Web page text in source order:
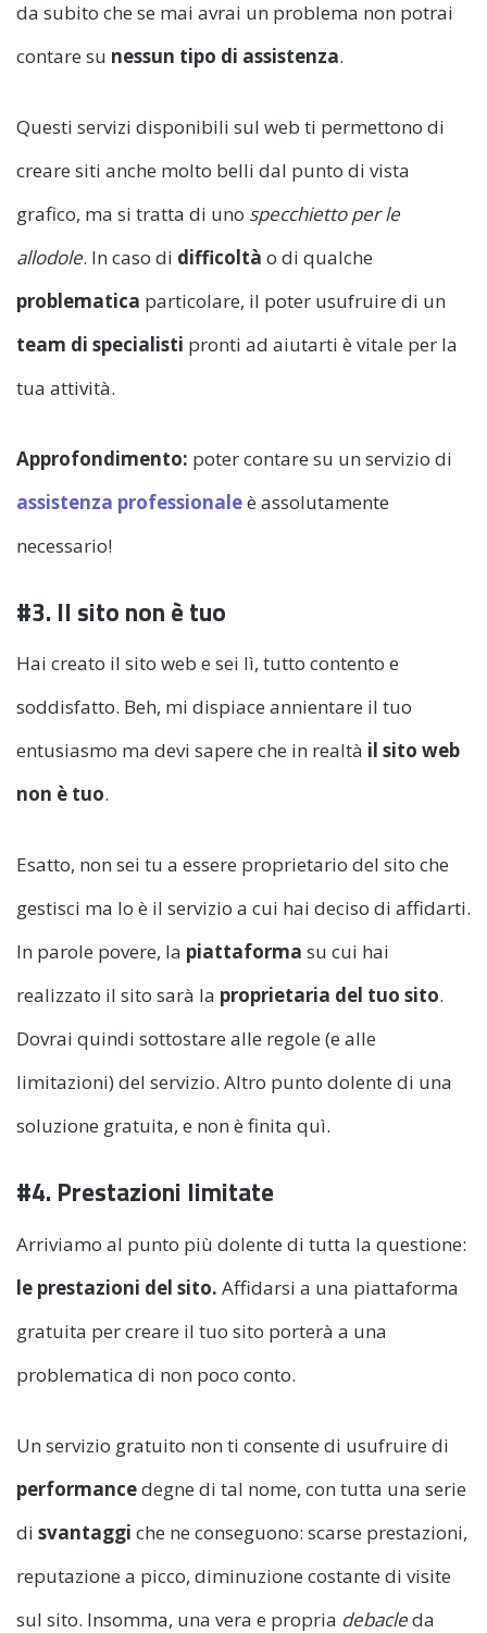
da subito che se mai avrai un problema non potrai
contare su nessun tipo di assistenza.
Questi servizi disponibili sul web ti permettono di
creare siti anche molto belli dal punto di vista
grafico, ma si tratta di uno specchietto per le
allodole. In caso di difficoltà o di qualche
problematica particolare, il poter usufruire di un
team di specialisti pronti ad aiutarti è vitale per la
tua attività.
Approfondimento: poter contare su un servizio di
assistenza professionaleè assolutamente
necessario!
#3. Il sito non è tuo
Hai creato il sito web e sei lì, tutto contento e
soddisfatto. Beh, mi dispiace annientare il tuo
entusiasmo ma devi sapere che in realtà il sito web
non è tuo.
Esatto, non sei tu a essere proprietario del sito che
gestisci ma lo è il servizio a cui hai deciso di affidarti.
In parole povere, la piattaforma su cui hai
realizzato il sito sarà la proprietaria del tuo sito.
Dovrai quindi sottostare alle regole (e alle
limitazioni) del servizio. Altro punto dolente di una
soluzione gratuita, e non è finita quì.
#4. Prestazioni limitate
Arriviamo al punto più dolente di tutta la questione:
le prestazioni del sito. Affidarsi a una piattaforma
gratuita per creare il tuo sito porterà a una
problematica di non poco conto.
Un servizio gratuito non ti consente di usufruire di
performancedegne di tal nome, con tutta una serie
di svantaggi che ne conseguono: scarse prestazioni,
reputazione a picco, diminuzione costante di visite
sul sito. Insomma, una vera e propria debacleda